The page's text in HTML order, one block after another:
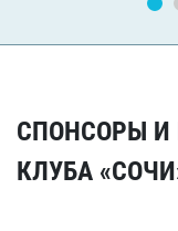
СПОНСОРЫ И
КЛУБА